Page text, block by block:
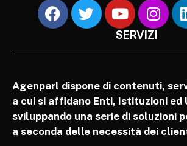
SERVIZI
Agenparl dispone di contenuti,
a cui si affidano Enti, Istituzioni ed
sviluppando una serie di soluzioni
a seconda delle necessità dei